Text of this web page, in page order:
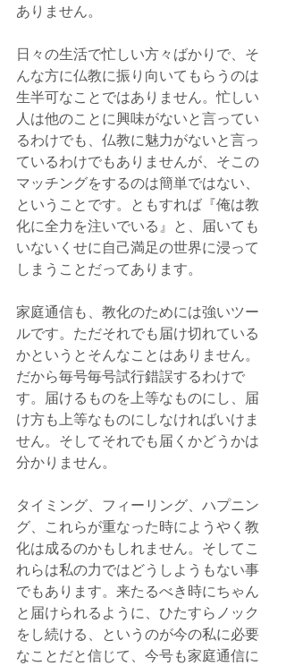
ありません。
日々の生活で忙しい方々ばかりで、そ
んな方に仏教に振り向いてもらうのは
生半可なことではありません。忙しい
人は他のことに興味がないと言ってい
るわけでも、仏教に魅力がないと言っ
ているわけでもありませんが、そこの
マッチングをするのは簡単ではない、
ということです。ともすれば『俺は教
化に全力を注いでいる』と、届いても
いないくせに自己満足の世界に浸って
しまうことだってあります。
家庭通信も、教化のためには強いツー
ルです。ただそれでも届け切れている
かというとそんなことはありません。
だから毎号毎号試行錯誤するわけで
す。届けるものを上等なものにし、届
け方も上等なものにしなければいけま
せん。そしてそれでも届くかどうかは
分かりません。
タイミング、フィーリング、ハプニン
グ、これらが重なった時にようやく教
化は成るのかもしれません。そしてこ
れらは私の力ではどうしようもない事
でもあります。来たるべき時にちゃん
と届けられるように、ひたすらノック
をし続ける、というのが今の私に必要
なことだと信じて、今号も家庭通信に